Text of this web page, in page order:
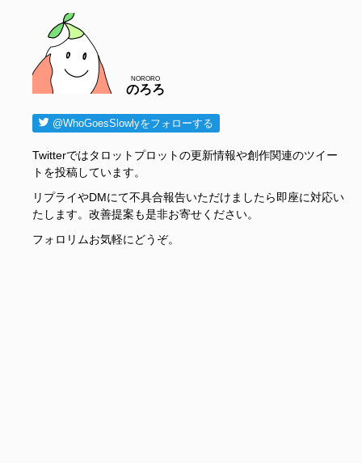
のろろ
NORORO
@WhoGoesSlowlyをフォローする
Twitterではタロットプロットの更新情報や創作関連のツイー
トを投稿しています。
リプライやDMにて不具合報告いただけましたら即座に対応い
たします。改善提案も是非お寄せください。
フォロリムお気軽にどうぞ。